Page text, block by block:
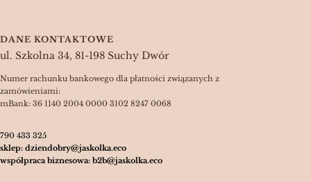
DANE KONTAKTOWE
ul. Szkolna 34, 81-198 Suchy Dwór
Numer rachunku bankowego dla płatności związanych z
zamówieniami:
mBank: 36 1140 2004 0000 3102 8247 0068
790 433 325
sklep: dziendobry@jaskolka.eco
współpraca biznesowa: b2b@jaskolka.eco